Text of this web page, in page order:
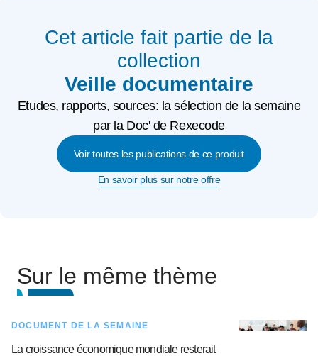
Cet article fait partie de la
collection
Veille documentaire
Etudes, rapports, sources: la sélection de la semaine
par la Doc' de Rexecode
Voir toutes les publications de ce produit
En savoir plus sur notre offre
Sur le même thème
DOCUMENT DE LA SEMAINE
La croissance économique mondiale resterait